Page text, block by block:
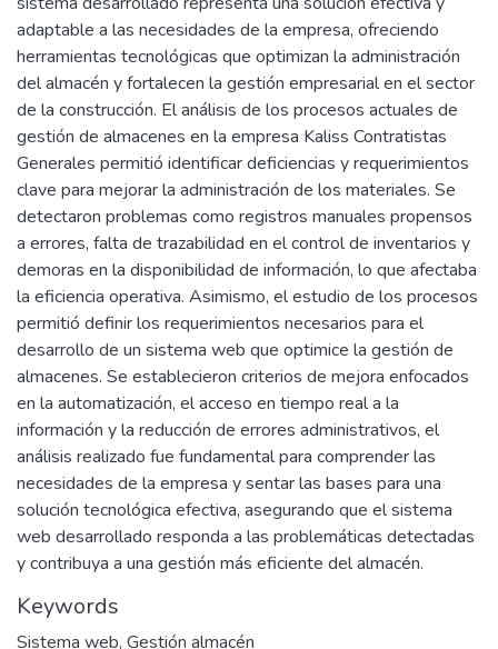
adaptable a las necesidades de la empresa, ofreciendo
herramientas tecnológicas que optimizan la administración
del almacén y fortalecen la gestión empresarial en el sector
de la construcción. El análisis de los procesos actuales de
gestión de almacenes en la empresa Kaliss Contratistas
Generales permitió identificar deficiencias y requerimientos
clave para mejorar la administración de los materiales. Se
detectaron problemas como registros manuales propensos
a errores, falta de trazabilidad en el control de inventarios y
demoras en la disponibilidad de información, lo que afectaba
la eficiencia operativa. Asimismo, el estudio de los procesos
permitió definir los requerimientos necesarios para el
desarrollo de un sistema web que optimice la gestión de
almacenes. Se establecieron criterios de mejora enfocados
en la automatización, el acceso en tiempo real a la
información y la reducción de errores administrativos, el
análisis realizado fue fundamental para comprender las
necesidades de la empresa y sentar las bases para una
solución tecnológica efectiva, asegurando que el sistema
web desarrollado responda a las problemáticas detectadas
y contribuya a una gestión más eficiente del almacén.
Keywords
Sistema web, Gestión almacén